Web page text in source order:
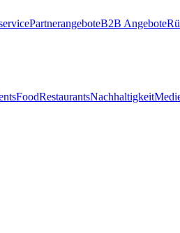
PartnerangeboteB2B Angebote
FoodRestaurantsNachhaltigkeit